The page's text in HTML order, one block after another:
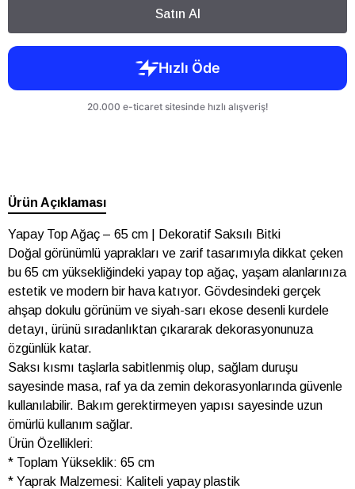
Satın Al
Ürün Açıklaması
Yapay Top Ağaç – 65 cm | Dekoratif Saksılı Bitki
Doğal görünümlü yaprakları ve zarif tasarımıyla dikkat çeken
bu 65 cm yüksekliğindeki yapay top ağaç, yaşam alanlarınıza
estetik ve modern bir hava katıyor. Gövdesindeki gerçek
ahşap dokulu görünüm ve siyah-sarı ekose desenli kurdele
detayı, ürünü sıradanlıktan çıkararak dekorasyonunuza
özgünlük katar.
Saksı kısmı taşlarla sabitlenmiş olup, sağlam duruşu
sayesinde masa, raf ya da zemin dekorasyonlarında güvenle
kullanılabilir. Bakım gerektirmeyen yapısı sayesinde uzun
ömürlü kullanım sağlar.
Ürün Özellikleri:
* Toplam Yükseklik: 65 cm
* Yaprak Malzemesi: Kaliteli yapay plastik